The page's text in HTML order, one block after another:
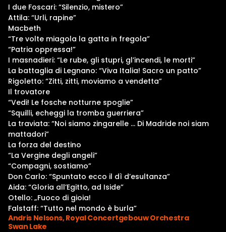
I due Foscari: “Silenzio, mistero”
Attila: “Urli, rapine”
Macbeth
“Tre volte miagola la gatta in fregola”
“Patria oppressa!”
I masnadieri: “Le rube, gli stupri, gl’incendi, le morti”
La battaglia di Legnano: “Viva Italia! Sacro un patto”
Rigoletto: “Zitti, zitti, moviamo a vendetta”
Il trovatore
“Vedi! Le fosche notturne spoglie”
“Squilli, echeggi la tromba guerriera”
La traviata: “Noi siamo zingarelle … Di Madride noi siam
mattadori”
La forza del destino
“La Vergine degli angeli”
“Compagni, sostiamo”
Don Carlo: “Spuntato ecco il dì d’esultanza”
Aida: “Gloria all’Egitto, ad Iside”
Otello: „Fuoco di gioia!
Falstaff: “Tutto nel mondo è burla”
Andris Nelsons, Royal Concertgebouw Orchestra
Swan Lake